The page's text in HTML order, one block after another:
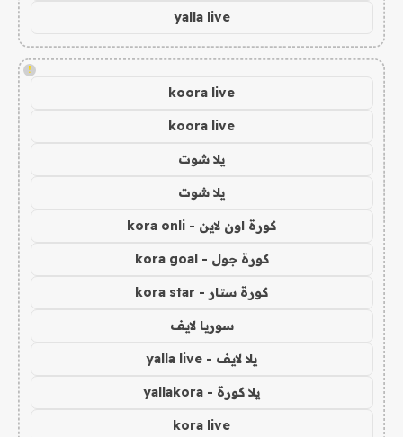
yalla live
!
koora live
koora live
يلا شوت
يلا شوت
كورة اون لاين - kora onli
كورة جول - kora goal
كورة ستار - kora star
سوريا لايف
يلا لايف - yalla live
يلا كورة - yallakora
kora live